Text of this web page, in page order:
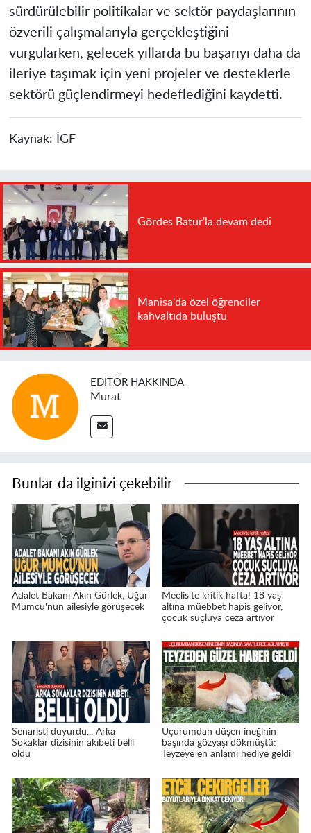
sürdürülebilir politikalar ve sektör paydaşlarının
özverili çalışmalarıyla gerçekleştiğini
vurgularken, gelecek yıllarda bu başarıyı daha da
ileriye taşımak için yeni projeler ve desteklerle
sektörü güçlendirmeyi hedeflediğini kaydetti.
Kaynak: İGF
Gördes Batur'la devam dedi
Manisa'da özel öğrenciler
kahvaltıda buluştu
EDITÖR HAKKINDA
Murat
Bunlar da ilginizi çekebilir
Adalet Bakanı Akın Gürlek, Uğur
Mumcu'nun ailesiyle görüşecek
Meclis'te kritik hafta! 18 yaş
altına müebbet hapis geliyor,
çocuk suçluya ceza artıyor
Senaristi duyurdu... Arka
Sokaklar dizisinin akıbeti belli
oldu
Uçurumdan düşen ineğinin
başında gözyaşı dökmüştü:
Teyzeye en anlamı hediye geldi